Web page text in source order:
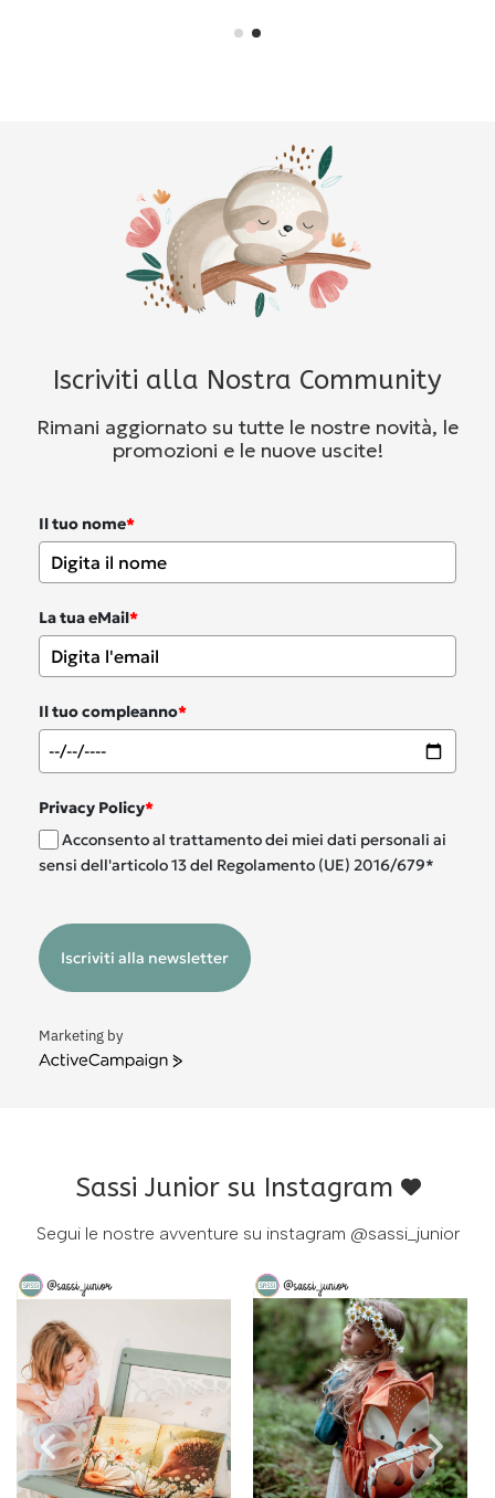
Iscriviti alla Nostra Community
Rimani aggiornato su tutte le nostre novità, le
promozioni e le nuove uscite!
Il tuo nome*
La tua eMail*
Il tuo compleanno*
Privacy Policy*
Acconsento al trattamento dei miei dati personali ai
sensi dell'articolo 13 del Regolamento (UE) 2016/679*
Iscriviti alla newsletter
Marketing by
ActiveCampaign
Sassi Junior su Instagram
Segui le nostre avventure su instagram @sassi_junior